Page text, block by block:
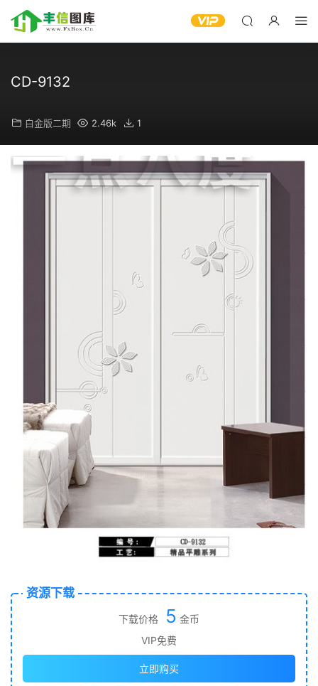
CD-9132
白金版二期 2.46k 1
资源下载
下载价格 5 金币
VIP免费
立即购买